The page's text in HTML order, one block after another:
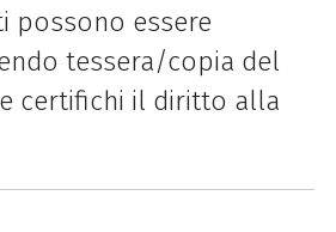
possono essere
tessera/copia del
certifichi il diritto alla